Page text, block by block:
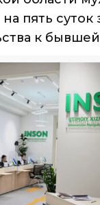
пять суток
к